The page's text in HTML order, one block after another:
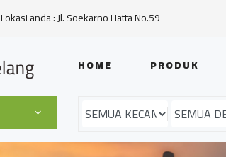
Lokasi anda : Jl. Soekarno Hatta No.59
HOME PRODUK